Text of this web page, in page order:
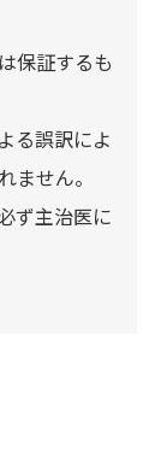
保証するも
る誤訳によ
ません。
ず主治医に